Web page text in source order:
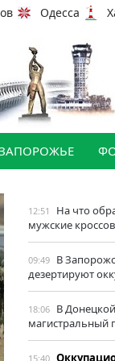
Одесса
12:51
На что
мужские
09:49 В
дезертируют
18:06 В
магистральный
15:40